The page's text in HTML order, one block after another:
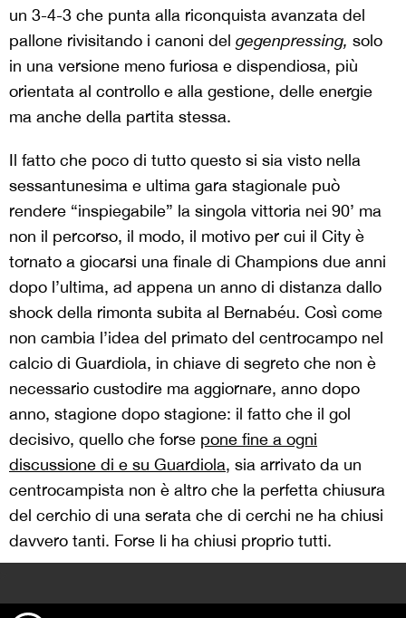
un 3-4-3 che punta alla riconquista avanzata del
pallone rivisitando i canoni del gegenpressing, solo
in una versione meno furiosa e dispendiosa, più
orientata al controllo e alla gestione, delle energie
ma anche della partita stessa.
Il fatto che poco di tutto questo si sia visto nella
sessantunesima e ultima gara stagionale può
rendere “inspiegabile” la singola vittoria nei 90’ ma
non il percorso, il modo, il motivo per cui il City è
tornato a giocarsi una finale di Champions due anni
dopo l’ultima, ad appena un anno di distanza dallo
shock della rimonta subita al Bernabéu. Così come
non cambia l’idea del primato del centrocampo nel
calcio di Guardiola, in chiave di segreto che non è
necessario custodire ma aggiornare, anno dopo
anno, stagione dopo stagione: il fatto che il gol
decisivo, quello che forse pone fine a ogni
discussione di e su Guardiola, sia arrivato da un
centrocampista non è altro che la perfetta chiusura
del cerchio di una serata che di cerchi ne ha chiusi
davvero tanti. Forse li ha chiusi proprio tutti.